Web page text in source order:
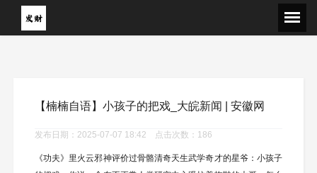
【楠楠自语】小孩子的把戏_大皖新闻 | 安徽网
发布日期：2025-07-07 18:42 点击次数：186
《功夫》里火云邪神评价过骨骼清奇天生武学奇才的星爷：小孩子